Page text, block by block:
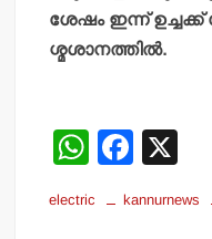
ശേഷം ഇന്ന്
ശ്മശാനത്തില്‍.
W
at
F
c
electric kannurnews